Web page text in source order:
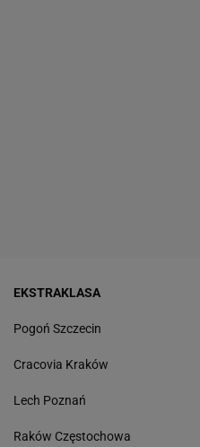
EKSTRAKLASA
Pogoń Szczecin
Cracovia Kraków
Lech Poznań
Raków Częstochowa